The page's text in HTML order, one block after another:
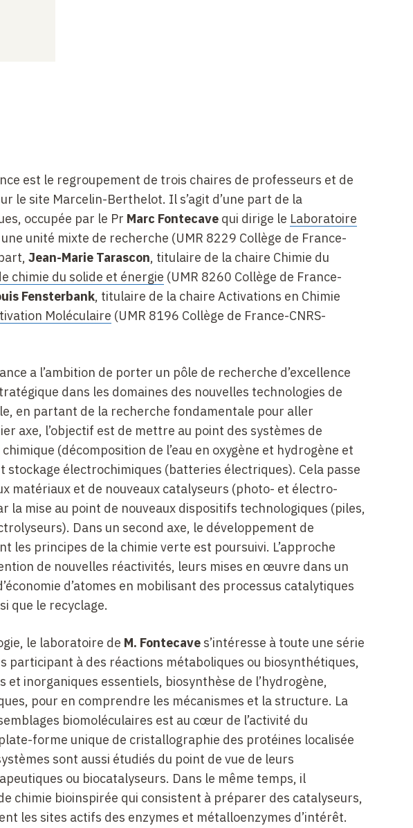
est le regroupement de trois chaires de professeurs et de
le site Marcelin-Berthelot. Il s’agit d’une part de la
occupée par le Pr Marc Fontecave qui dirige le Laboratoire
unité mixte de recherche (UMR 8229 Collège de France-
Jean-Marie Tarascon, titulaire de la chaire Chimie du
chimie du solide et énergie (UMR 8260 Collège de France-
Fensterbank, titulaire de la chaire Activations en Chimie
Moléculaire (UMR 8196 Collège de France-CNRS-
a l’ambition de porter un pôle de recherche d’excellence
dans les domaines des nouvelles technologies de
en partant de la recherche fondamentale pour aller
axe, l’objectif est de mettre au point des systèmes de
(décomposition de l’eau en oxygène et hydrogène et
stockage électrochimiques (batteries électriques). Cela passe
matériaux et de nouveaux catalyseurs (photo- et électro-
la mise au point de nouveaux dispositifs technologiques (piles,
Dans un second axe, le développement de
les principes de la chimie verte est poursuivi. L’approche
de nouvelles réactivités, leurs mises en œuvre dans un
d’atomes en mobilisant des processus catalytiques
que le recyclage.
le laboratoire de M. Fontecave s’intéresse à toute une série
participant à des réactions métaboliques ou biosynthétiques,
inorganiques essentiels, biosynthèse de l’hydrogène,
pour en comprendre les mécanismes et la structure. La
biomoléculaires est au cœur de l’activité du
forme unique de cristallographie des protéines localisée
sont aussi étudiés du point de vue de leurs
ou biocatalyseurs. Dans le même temps, il
chimie bioinspirée qui consistent à préparer des catalyseurs,
les sites actifs des enzymes et métalloenzymes d’intérêt.